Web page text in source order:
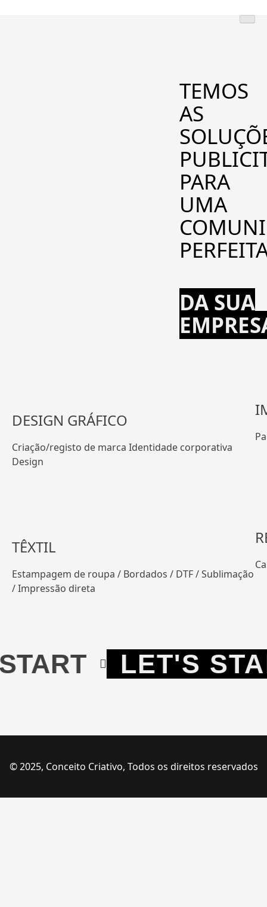
TEMOS
AS
PARA
UMA
DA SUA
DESIGN GRÁFICO
Criação/registo de marca Identidade corporativa
Design
TÊXTIL
Estampagem de roupa / Bordados / DTF / Sublimação
/ Impressão direta
LET'S START
© 2025, Conceito Criativo, Todos os direitos reservados